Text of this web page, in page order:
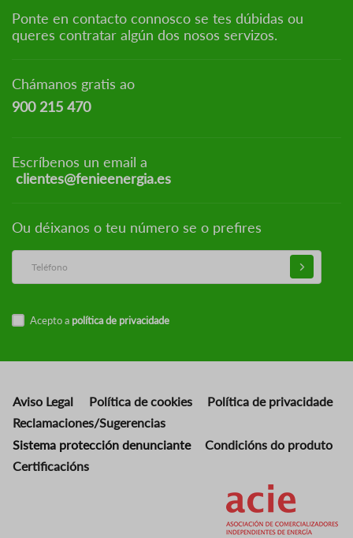
Ponte en contacto connosco se tes dúbidas ou
queres contratar algún dos nosos servizos.
Chámanos gratis ao
900 215 470
Escríbenos un email a
clientes@fenieenergia.es
Ou déixanos o teu número se o prefires
Acepto a política de privacidade
Aviso Legal Política de cookies
Política de privacidade
Reclamaciones/Sugerencias
Sistema protección denunciante
Condicións do produto
Certificacións